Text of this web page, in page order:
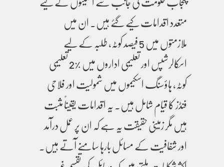
متعدد اقدامات کیے گئے ہیں۔ ان میں
ملازمتوں میں 5 فیصد کوٹہ، طلبہ کے لیے
اسکالرشپس اور تعلیمی اداروں میں %2 تعلیمی
کوٹہ، ہاؤسنگ اسکیموں میں شمولیت اور فلاحی
فنڈز کا قیام شامل ہیں۔ یہ اقدامات یقیناً مثبت
ہیں مگر زمینی حقیقت یہ ہے کہ ان پر عمل درآمد
اور شفافیت کے مسائل بارہا سامنے آتے ہیں۔